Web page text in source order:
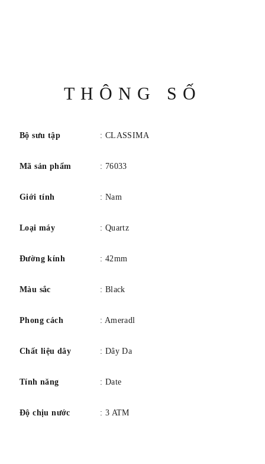
Thụy Sĩ sản xuất
Ký hiệu bộ máy: Thạch anh
hình dạng: Tròn
Độ dày: 6 mm
Kết thúc: Đánh bóng
Mở lại: Đã đóng
QUAY SỐ
THÔNG SỐ
Bộ sưu tập : CLASSIMA
Mã sản phẩm : 76033
Giới tính : Nam
Loại máy : Quartz
Đường kính : 42mm
Màu sắc : Black
Phong cách : Ameradl
Chất liệu dây : Dây Da
Tính năng : Date
Độ chịu nước : 3 ATM